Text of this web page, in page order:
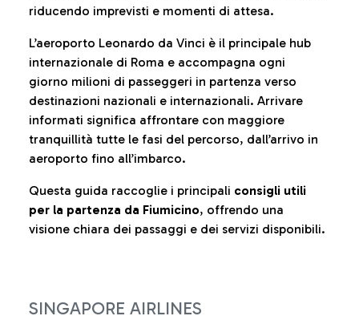
riducendo imprevisti e momenti di attesa.
L’aeroporto Leonardo da Vinci è il principale hub
internazionale di Roma e accompagna ogni
giorno milioni di passeggeri in partenza verso
destinazioni nazionali e internazionali. Arrivare
informati significa affrontare con maggiore
tranquillità tutte le fasi del percorso, dall’arrivo in
aeroporto fino all’imbarco.
Questa guida raccoglie i principali consigli utili
per la partenza da Fiumicino, offrendo una
visione chiara dei passaggi e dei servizi disponibili.
SINGAPORE AIRLINES